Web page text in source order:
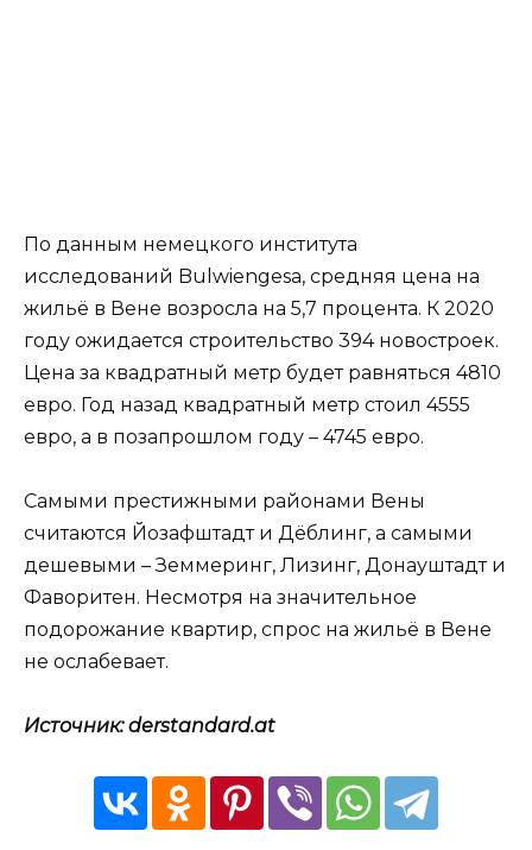
По данным немецкого института
исследований Bulwiengesa, средняя цена на
жильё в Вене возросла на 5,7 процента. К 2020
году ожидается строительство 394 новостроек.
Цена за квадратный метр будет равняться 4810
евро. Год назад квадратный метр стоил 4555
евро, а в позапрошлом году – 4745 евро.
Самыми престижными районами Вены
считаются Йозафштадт и Дёблинг, а самыми
дешевыми – Земмеринг, Лизинг, Донауштадт и
Фаворитен. Несмотря на значительное
подорожание квартир, спрос на жильё в Вене
не ослабевает.
Источник: derstandard.at